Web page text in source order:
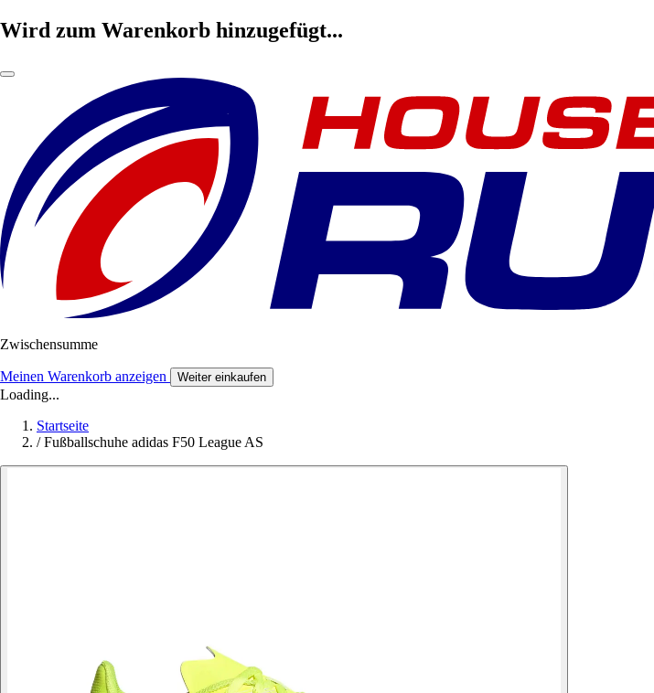
Wird zum Warenkorb hinzugefügt...
Zwischensumme
Meinen Warenkorb anzeigen Weiter einkaufen
Loading...
Startseite
/ Fußballschuhe adidas F50 League AS